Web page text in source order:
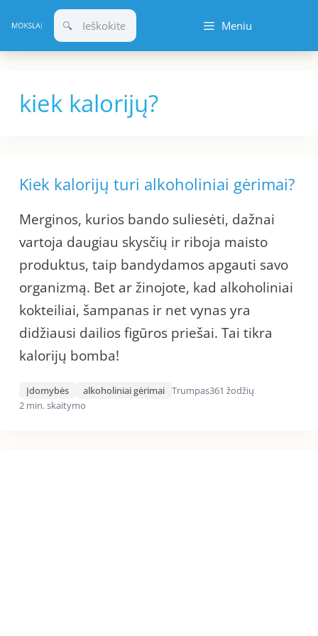
prie
turinio
Meniu
kiek kalorijų?
Kiek kalorijų turi alkoholiniai gėrimai?
Merginos, kurios bando suliesėti, dažnai
vartoja daugiau skysčių ir riboja maisto
produktus, taip bandydamos apgauti savo
organizmą. Bet ar žinojote, kad alkoholiniai
kokteiliai, šampanas ir net vynas yra
didžiausi dailios figūros priešai. Tai tikra
kalorijų bomba!
Įdomybės alkoholiniai gėrimai Trumpas361 žodžių
2 min. skaitymo